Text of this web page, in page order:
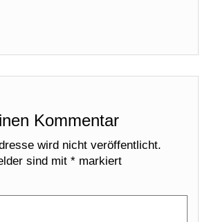
Kommentar
wird nicht veröffentlicht.
sind mit * markiert